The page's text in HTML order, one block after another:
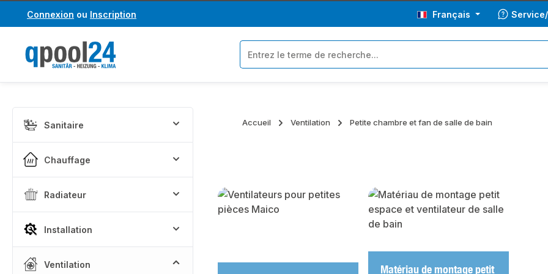
au contenu principal
Passer à la recherche
Connexion ou Inscription Français
Sanitaire
Chauffage
Radiateur
Installation
Ventilation
Accueil Ventilation Petite chambre et fan de salle de bain
Skip category gallery
Matériau de montage petit